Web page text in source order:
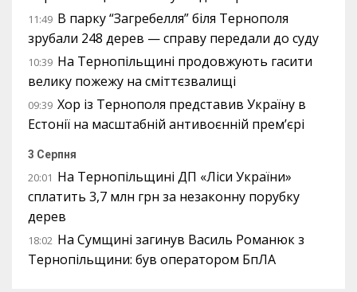
11:49 В парку “Загребелля” біля Тернополя
зрубали 248 дерев — справу передали до суду
10:39 На Тернопільщині продовжують гасити
велику пожежу на сміттєзвалищі
09:39 Хор із Тернополя представив Україну в
Естонії на масштабній антивоєнній прем’єрі
3 Серпня
20:01 На Тернопільщині ДП «Ліси України»
сплатить 3,7 млн грн за незаконну порубку
дерев
18:02 На Сумщині загинув Василь Романюк з
Тернопільщини: був оператором БпЛА